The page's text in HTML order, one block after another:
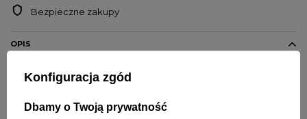
Bezpieczne zakupy
OPIS
Bluza męska bez kaptura marki Street Autonomy
Rękawy oraz dół bluzy zakończone ściągaczami
Konfiguracja zgód
Dbamy o Twoją prywatność